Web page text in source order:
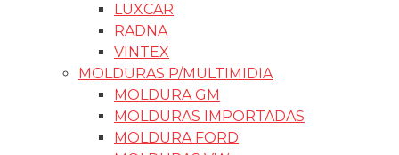
LUXCAR
RADNA
VINTEX
MOLDURAS P/MULTIMIDIA
MOLDURA GM
MOLDURAS IMPORTADAS
MOLDURA FORD